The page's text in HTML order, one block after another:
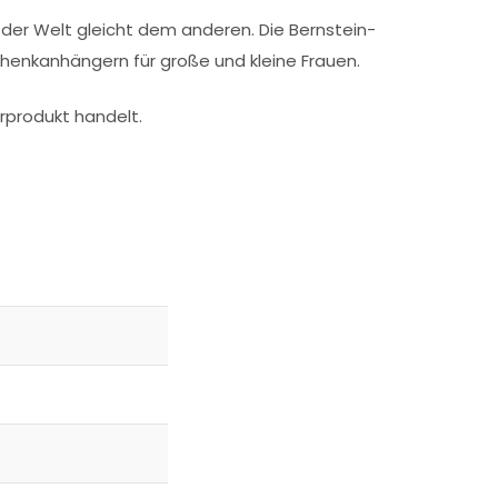
Welt gleicht dem anderen. Die Bernstein-
für große und kleine Frauen.
handelt.